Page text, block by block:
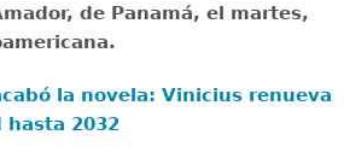
de Panamá, el martes,
la novela: Vinicius renueva
hasta 2032